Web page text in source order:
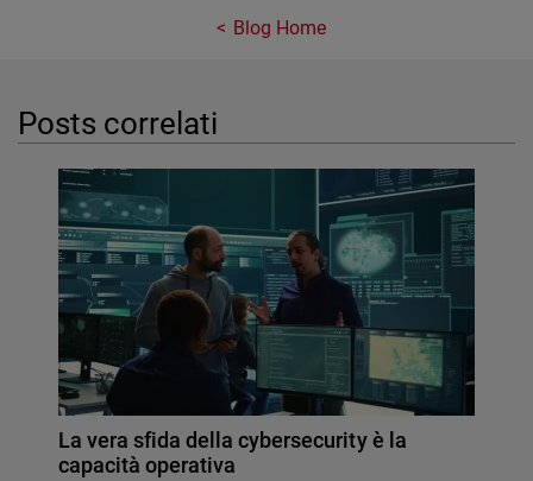
Blog Home
Posts correlati
La vera sfida della cybersecurity è la
capacità operativa